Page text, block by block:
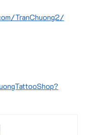
TranChuong2/